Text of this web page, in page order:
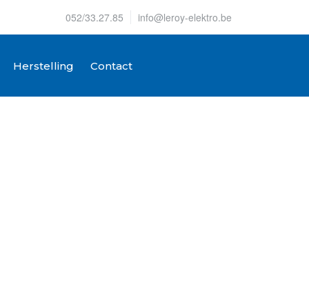
052/33.27.85 info@leroy-elektro.be
Herstelling Contact